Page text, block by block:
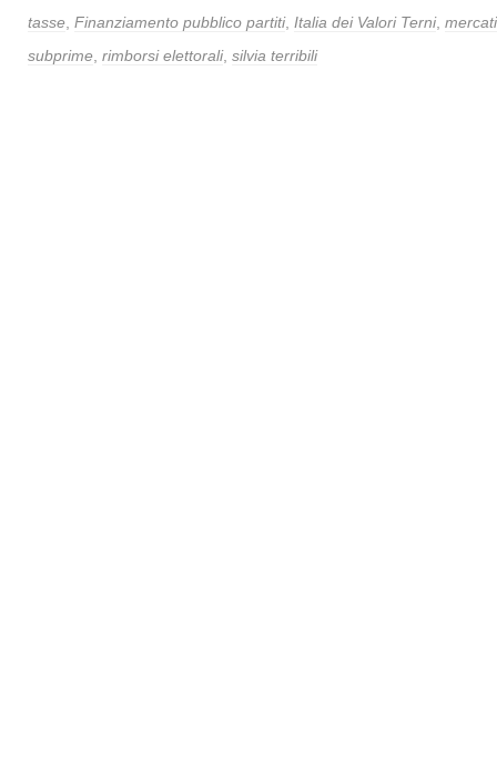
tasse Finanziamento pubblico partiti, Italia dei Valori Terni,
subprime rimborsi elettorali, silvia terribili